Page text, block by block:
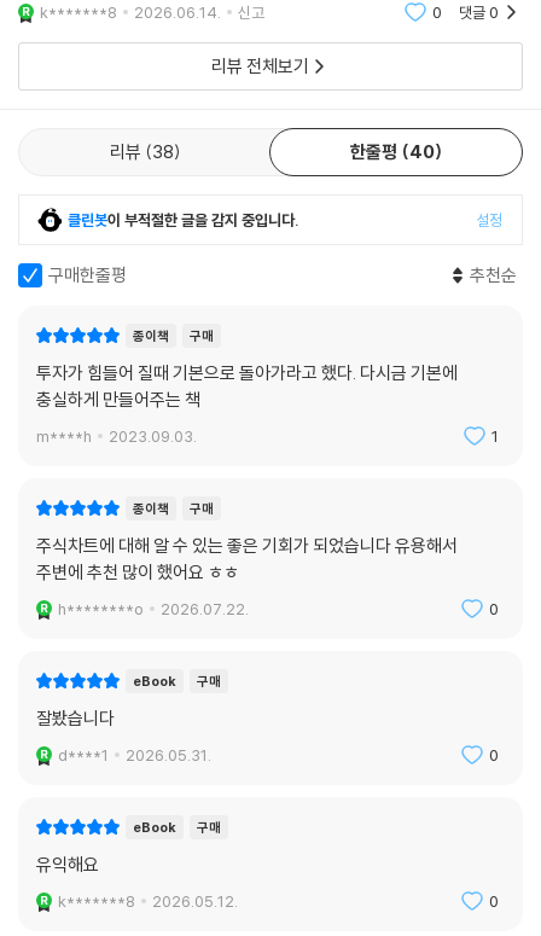
k*******8 2026.06.14. 신고 0 댓글0
리뷰 전체보기
리뷰 38 한줄평 40
클린봇이 부적절한 글을 감지 중입니다. 설정
구매한줄평 추천순
종이책 구매
투자가 힘들어 질때 기본으로 돌아가라고 했다. 다시금 기본에
충실하게 만들어주는 책
m****h 2023.09.03. 1
종이책 구매
주식차트에 대해 알 수 있는 좋은 기회가 되었습니다 유용해서
주변에 추천 많이 했어요 ㅎㅎ
h********o 2026.07.22. 0
eBook 구매
잘봤습니다
d****1 2026.05.31. 0
eBook 구매
유익해요
k*******8 2026.05.12. 0